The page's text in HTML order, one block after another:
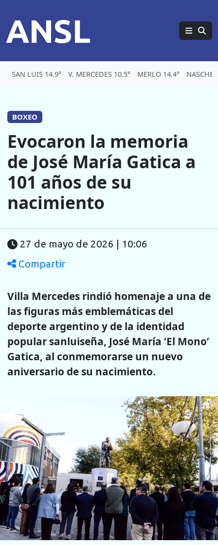
ANSL
SAN LUIS 14.9° V. MERCEDES 10.5° MERLO 14.4°
BOXEO
Evocaron la memoria
de José María Gatica a
101 años de su
nacimiento
27 de mayo de 2026 | 10:06
Compartir
Villa Mercedes rindió homenaje a una de
las figuras más emblemáticas del
deporte argentino y de la identidad
popular sanluiseña, José María ‘El Mono’
Gatica, al conmemorarse un nuevo
aniversario de su nacimiento.